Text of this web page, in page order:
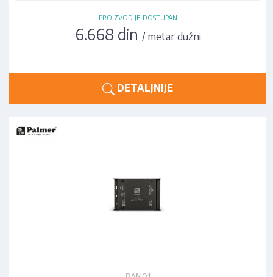
PROIZVOD JE DOSTUPAN
6.668 din / metar dužni
DETALJNIJE